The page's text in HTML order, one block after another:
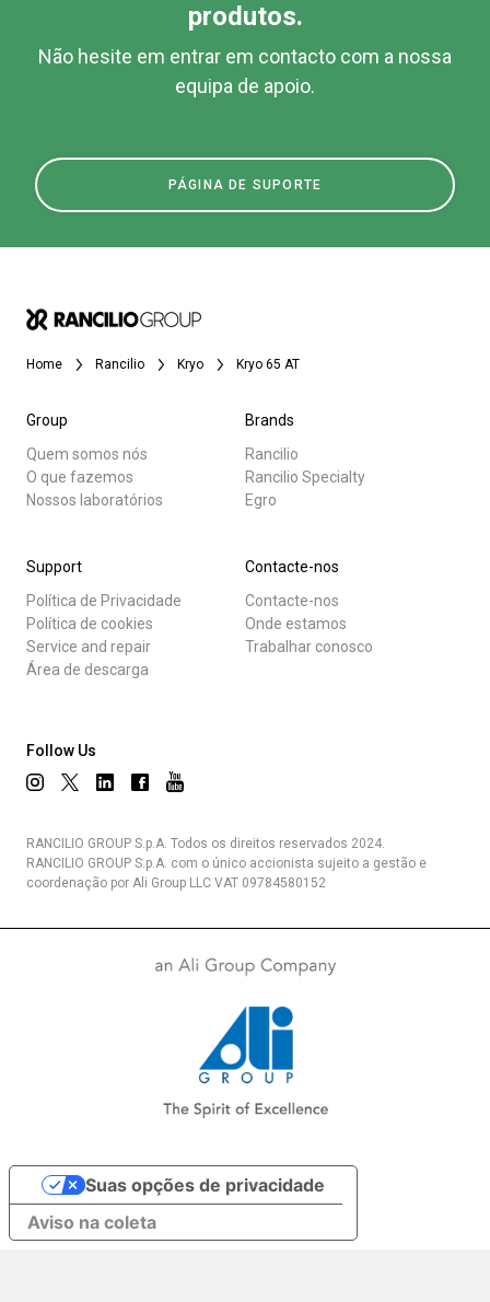
produtos.
Não hesite em entrar em contacto com a nossa
equipa de apoio.
PÁGINA DE SUPORTE
Home Rancilio Kryo Kryo 65 AT
Group
Quem somos nós
O que fazemos
Nossos laboratórios
Brands
Rancilio
Rancilio Specialty
Egro
Support
Política de Privacidade
Política de cookies
Service and repair
Área de descarga
Contacte-nos
Contacte-nos
Onde estamos
Trabalhar conosco
Follow Us
RANCILIO GROUP S.p.A. Todos os direitos reservados 2024.
RANCILIO GROUP S.p.A. com o único accionista sujeito a gestão e
coordenação por Ali Group LLC VAT 09784580152
Aviso na coleta
Suas opções de privacidade